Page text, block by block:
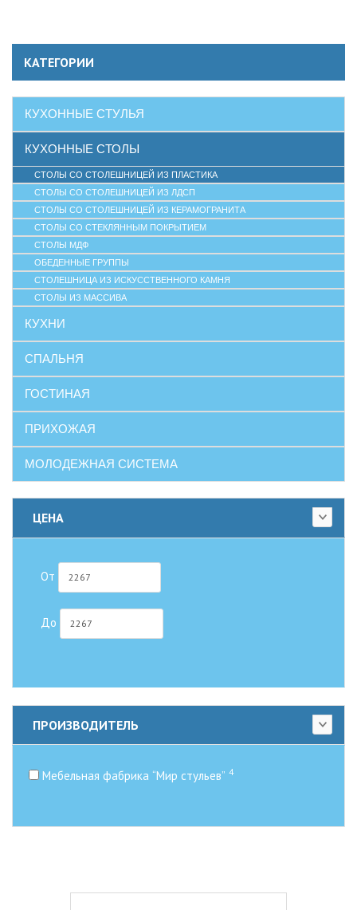
КАТЕГОРИИ
КУХОННЫЕ СТУЛЬЯ
КУХОННЫЕ СТОЛЫ
СТОЛЫ СО СТОЛЕШНИЦЕЙ ИЗ ПЛАСТИКА
СТОЛЫ СО СТОЛЕШНИЦЕЙ ИЗ ЛДСП
СТОЛЫ СО СТОЛЕШНИЦЕЙ ИЗ КЕРАМОГРАНИТА
СТОЛЫ СО СТЕКЛЯННЫМ ПОКРЫТИЕМ
СТОЛЫ МДФ
ОБЕДЕННЫЕ ГРУППЫ
СТОЛЕШНИЦА ИЗ ИСКУССТВЕННОГО КАМНЯ
СТОЛЫ ИЗ МАССИВА
КУХНИ
СПАЛЬНЯ
ГОСТИНАЯ
ПРИХОЖАЯ
МОЛОДЕЖНАЯ СИСТЕМА
ЦЕНА
От
До
ПРОИЗВОДИТЕЛЬ
Мебельная фабрика “Мир стульев” 4